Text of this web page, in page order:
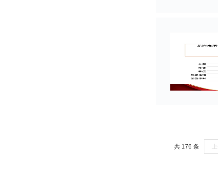
共 176 条